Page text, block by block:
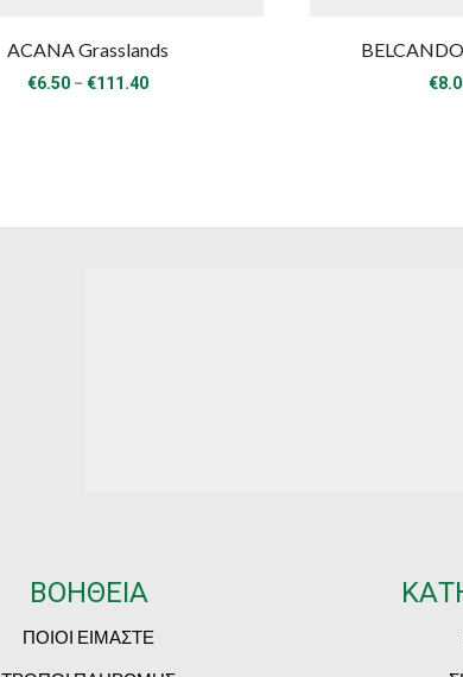
ACANA Grasslands
€6.50 – €111.40Price
€
ΒΟΗΘΕΙΑ
ΠΟΙΟΙ ΕΙΜΑΣΤΕ